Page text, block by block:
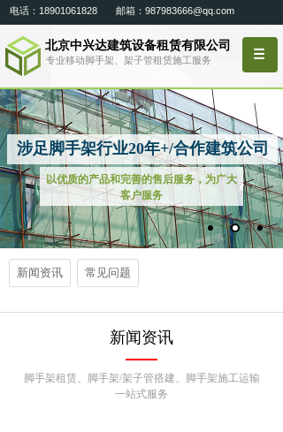
电话：18901061828 邮箱：987983666@qq.com
涉足脚手架行业20年+/合作建筑公司
以优质的产品和完善的售后服务，为广大
客户服务
新闻资讯 常见问题
新闻资讯
脚手架租赁、脚手架/架子管搭建、
脚手架施工运输
一站式服务
北京中兴达建筑设备租赁有限公司
专业移动脚手架、架子管租赁施工服务